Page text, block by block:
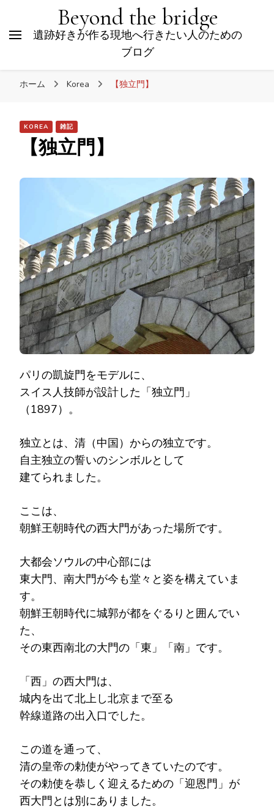
Beyond the bridge
遺跡好きが作る現地へ行きたい人のための
ブログ
ホーム Korea 【独立門】
KOREA 雑記
【独立門】
パリの凱旋門をモデルに、
スイス人技師が設計した「独立門」
（1897）。
独立とは、清（中国）からの独立です。
自主独立の誓いのシンボルとして
建てられました。
ここは、
朝鮮王朝時代の西大門があった場所です。
大都会ソウルの中心部には
東大門、南大門が今も堂々と姿を構えていま
す。
朝鮮王朝時代に城郭が都をぐるりと囲んでい
た、
その東西南北の大門の「東」「南」です。
「西」の西大門は、
城内を出て北上し北京まで至る
幹線道路の出入口でした。
この道を通って、
清の皇帝の勅使がやってきていたのです。
その勅使を恭しく迎えるための「迎恩門」が
西大門とは別にありました。